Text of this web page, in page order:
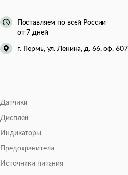
Поставляем по всей России
от 7 дней
г. Пермь, ул. Ленина, д. 66, оф. 607
Датчики
Дисплеи
Индикаторы
Предохранители
Источники питания